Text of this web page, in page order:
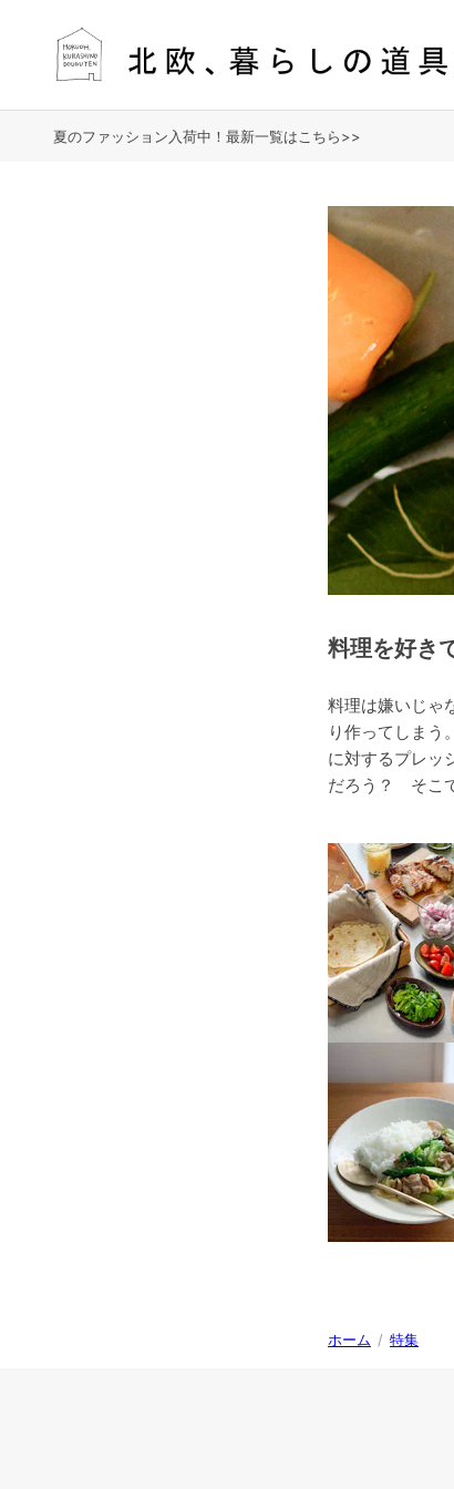
夏のファッション入荷中！最新一覧はこちら>>
料理を好き
料理は嫌いじゃ
り作ってしまう
に対するプレッ
だろう？ そこ
ホーム / 特集